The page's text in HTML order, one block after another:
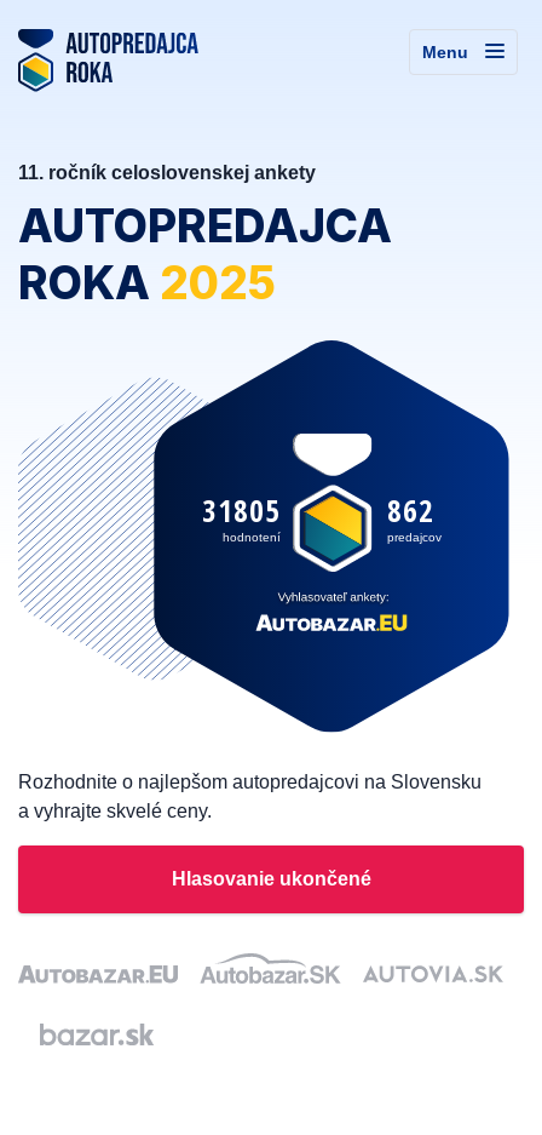
Menu
11. ročník celoslovenskej ankety
AUTOPREDAJCA
ROKA 2025
862
predajcov
31805
hodnotení
Rozhodnite o najlepšom autopredajcovi na Slovensku
a vyhrajte skvelé ceny.
Hlasovanie ukončené